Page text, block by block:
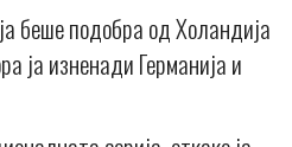
беше подобра од Холандија
ја изненади Германија и